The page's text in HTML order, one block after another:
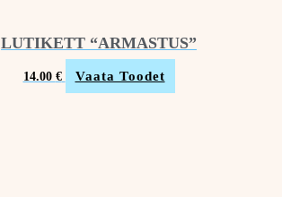
LUTIKETT “ARMASTUS”
14.00 € Vaata Toodet